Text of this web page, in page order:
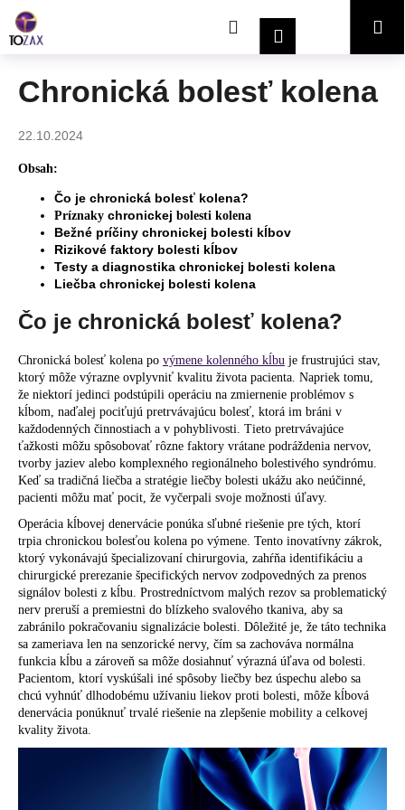
obsah
HľadaťPrihlásenieNákupný
košík
Chronická bolesť kolena
22.10.2024
Obsah:
Čo je chronická bolesť kolena?
Príznaky chronickej bolesti kolena
Bežné príčiny chronickej bolesti kĺbov
Rizikové faktory bolesti kĺbov
Testy a diagnostika chronickej bolesti kolena
Liečba chronickej bolesti kolena
Čo je chronická bolesť kolena?
Chronická bolesť kolena po výmene kolenného kĺbu je frustrujúci stav,
ktorý môže výrazne ovplyvniť kvalitu života pacienta. Napriek tomu,
že niektorí jedinci podstúpili operáciu na zmiernenie problémov s
kĺbom, naďalej pociťujú pretrvávajúcu bolesť, ktorá im bráni v
každodenných činnostiach a v pohyblivosti. Tieto pretrvávajúce
ťažkosti môžu spôsobovať rôzne faktory vrátane podráždenia nervov,
tvorby jaziev alebo komplexného regionálneho bolestivého syndrómu.
Keď sa tradičná liečba a stratégie liečby bolesti ukážu ako neúčinné,
pacienti môžu mať pocit, že vyčerpali svoje možnosti úľavy.
Operácia kĺbovej denervácie ponúka sľubné riešenie pre tých, ktorí
trpia chronickou bolesťou kolena po výmene. Tento inovatívny zákrok,
ktorý vykonávajú špecializovaní chirurgovia, zahŕňa identifikáciu a
chirurgické prerezanie špecifických nervov zodpovedných za prenos
signálov bolesti z kĺbu. Prostredníctvom malých rezov sa problematický
nerv preruší a premiestni do blízkeho svalového tkaniva, aby sa
zabránilo pokračovaniu signalizácie bolesti. Dôležité je, že táto technika
sa zameriava len na senzorické nervy, čím sa zachováva normálna
funkcia kĺbu a zároveň sa môže dosiahnuť výrazná úľava od bolesti.
Pacientom, ktorí vyskúšali iné spôsoby liečby bez úspechu alebo sa
chcú vyhnúť dlhodobému užívaniu liekov proti bolesti, môže kĺbová
denervácia ponúknuť trvalé riešenie na zlepšenie mobility a celkovej
kvality života.
o
Č
p
o
j
e
t
e
n
á
j
s
ť
?
HĽADAŤ
O
d
p
o